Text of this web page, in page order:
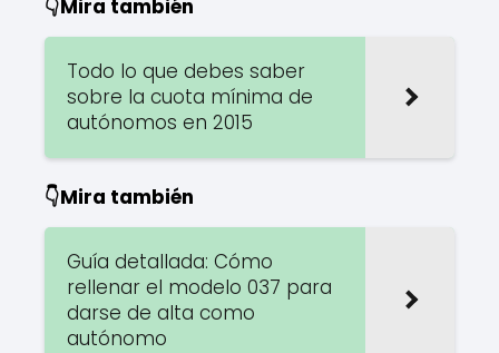
👇Mira también
Todo lo que debes saber
sobre la cuota mínima de
autónomos en 2015
👇Mira también
Guía detallada: Cómo
rellenar el modelo 037 para
darse de alta como
autónomo